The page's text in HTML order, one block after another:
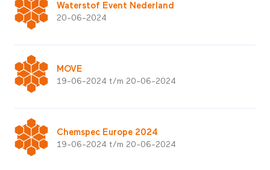
Waterstof Event Nederland
20-06-2024
MOVE
19-06-2024 t/m 20-06-2024
Chemspec Europe 2024
19-06-2024 t/m 20-06-2024